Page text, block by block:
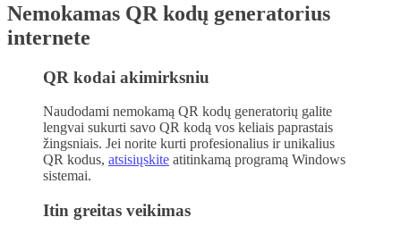
Nemokamas QR kodų generatorius
internete
QR kodai akimirksniu
Naudodami nemokamą QR kodų generatorių galite
lengvai sukurti savo QR kodą vos keliais paprastais
žingsniais. Jei norite kurti profesionalius ir unikalius
QR kodus, atsisiųskite atitinkamą programą Windows
sistemai.
Itin greitas veikimas